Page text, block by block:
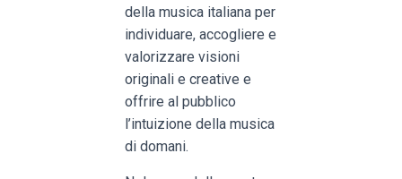
della musica italiana per
individuare, accogliere e
valorizzare visioni
originali e creative e
offrire al pubblico
l’intuizione della musica
di domani.